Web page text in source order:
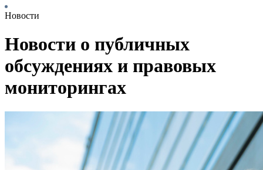
Новости
Новости о публичных
обсуждениях и правовых
мониторингах